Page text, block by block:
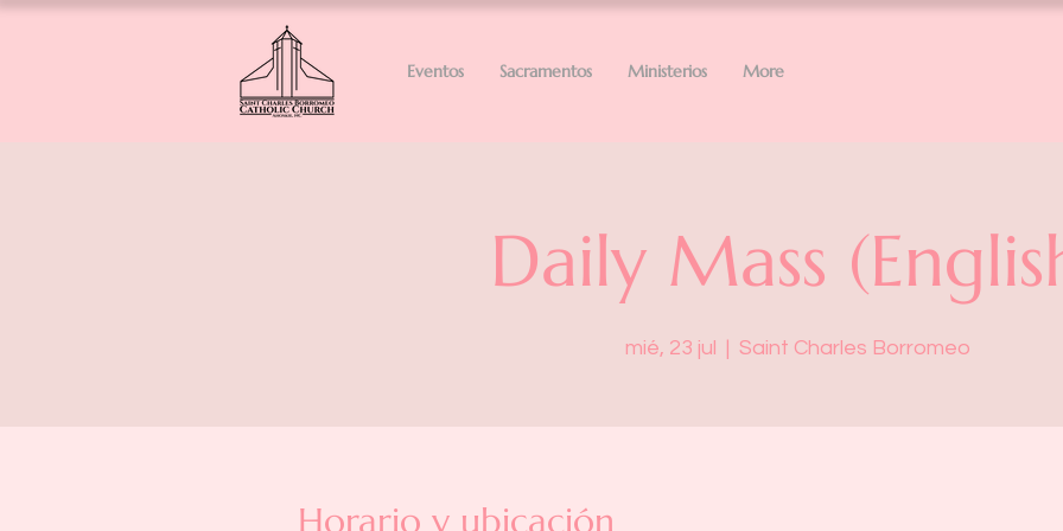
Eventos Sacramentos Ministerios More
Daily Mass
mié, 23 jul
  |
Saint Charles Borromeo
Horario y ubicación